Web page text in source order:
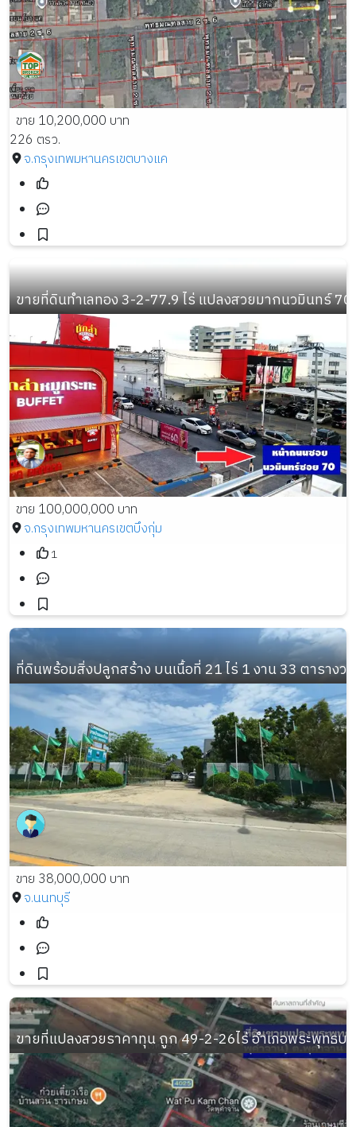
ขาย 10,200,000 บาท
226 ตรว.
จ.กรุงเทพมหานครเขตบางแค
ขายที่ดินทำเลทอง 3-2-77.9 ไร่ แปลงสวยมากนวมินทร์
ขาย 100,000,000 บาท
จ.กรุงเทพมหานครเขตบึงกุ่ม
1
ที่ดินพร้อมสิ่งปลูกสร้าง บนเนื้อที่ 21 ไร่ 1 งาน 33 ตารางวา
ขาย 38,000,000 บาท
จ.นนทบุรี
ขายที่แปลงสวยราคาทุน ถูก 49-2-26ไร่ อำเภอพระพุทธ